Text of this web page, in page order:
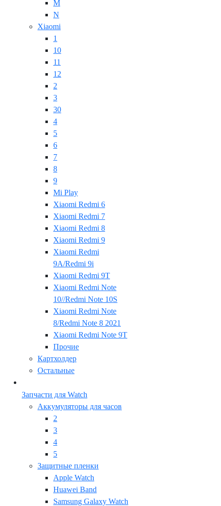
M
N
Xiaomi
1
10
11
12
2
3
30
4
5
6
7
8
9
Mi Play
Xiaomi Redmi 6
Xiaomi Redmi 7
Xiaomi Redmi 8
Xiaomi Redmi 9
Xiaomi Redmi
9A/Redmi 9i
Xiaomi Redmi 9T
Xiaomi Redmi Note
10//Redmi Note 10S
Xiaomi Redmi Note
8/Redmi Note 8 2021
Xiaomi Redmi Note 9T
Прочие
Картхолдер
Остальные
Запчасти для Watch
Аккумуляторы для часов
2
3
4
5
Защитные пленки
Apple Watch
Huawei Band
Samsung Galaxy Watch